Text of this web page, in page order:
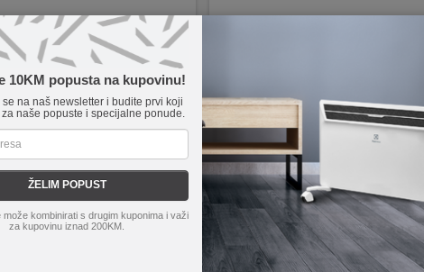
10KM popusta na kupovinu!
se na naš newsletter i budite prvi koji
naše popuste i specijalne ponude.
ŽELIM POPUST
može kombinirati s drugim kuponima i važi
za kupovinu iznad 200KM.
N00035462
Fen BHD321\00
LG OLED65C41LA
Smart OLED TV prijemnik 65" ( 165 cm )
4K UltraHD rezolucija 3840 x 2160
α9 AI Processor 4K Gen7